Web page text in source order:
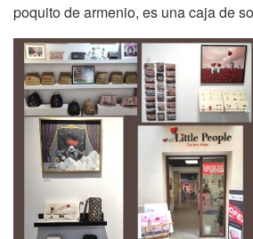
poquito de armenio, es una caja de